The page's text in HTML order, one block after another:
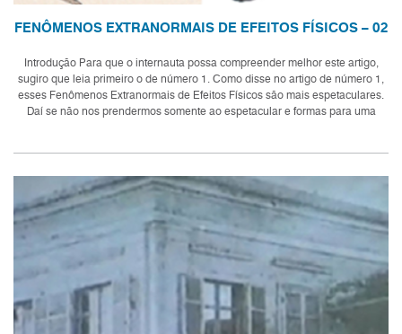
FENÔMENOS EXTRANORMAIS DE EFEITOS FÍSICOS – 02
Introdução Para que o internauta possa compreender melhor este artigo,
sugiro que leia primeiro o de número 1. Como disse no artigo de número 1,
esses Fenômenos Extranormais de Efeitos Físicos são mais espetaculares.
Daí se não nos prendermos somente ao espetacular e formas para uma